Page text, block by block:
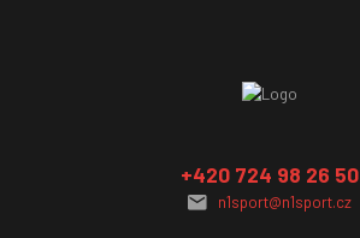
+420 724 98 26 50
n1sport@n1sport.cz